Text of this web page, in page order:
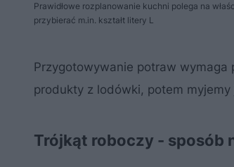
Prawidłowe rozplanowanie kuchni polega na
przybierać m.in. kształt litery L
Przygotowywanie potraw wymaga
produkty z lodówki, potem
Trójkąt roboczy - sposób